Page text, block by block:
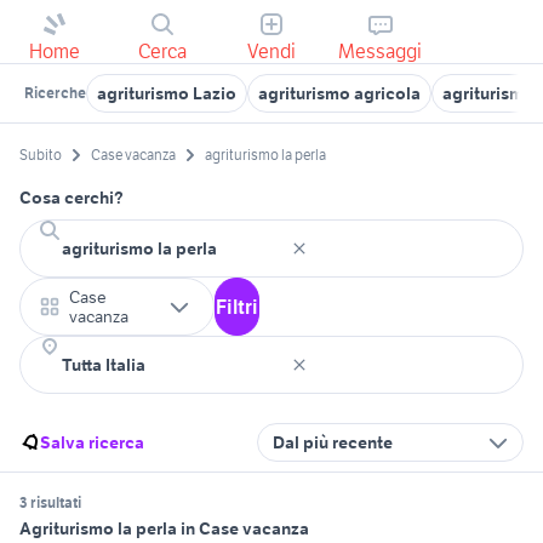
Home Cerca Vendi Messaggi
Ricerche agriturismo Lazio agriturismo agricola agriturismo
Subito Case vacanza agriturismo la perla
Cosa cerchi?
Case
vacanza
Filtri
Salva ricerca Dal più recente
3 risultati
Agriturismo la perla in Case vacanza